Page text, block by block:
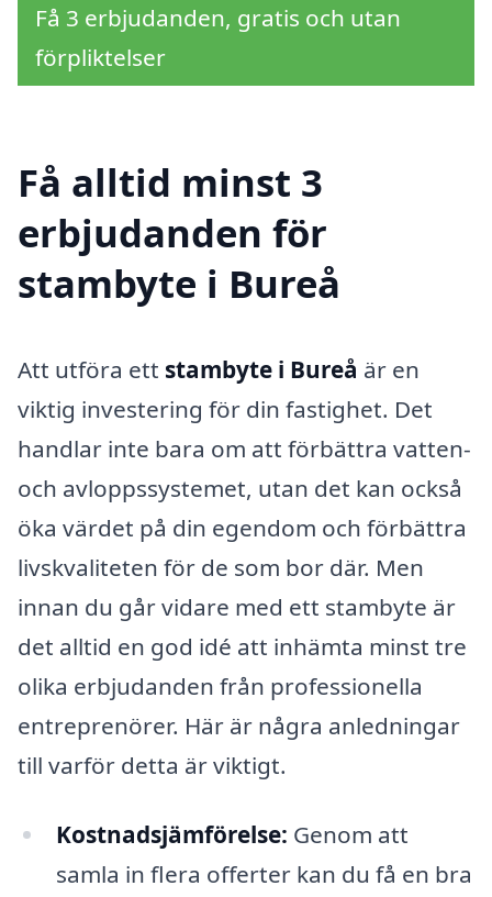
Få 3 erbjudanden, gratis och utan
förpliktelser
Få alltid minst 3
erbjudanden för
stambyte i Bureå
Att utföra ett stambyte i Bureå är en
viktig investering för din fastighet. Det
handlar inte bara om att förbättra vatten-
och avloppssystemet, utan det kan också
öka värdet på din egendom och förbättra
livskvaliteten för de som bor där. Men
innan du går vidare med ett stambyte är
det alltid en god idé att inhämta minst tre
olika erbjudanden från professionella
entreprenörer. Här är några anledningar
till varför detta är viktigt.
Kostnadsjämförelse: Genom att
samla in flera offerter kan du få en bra